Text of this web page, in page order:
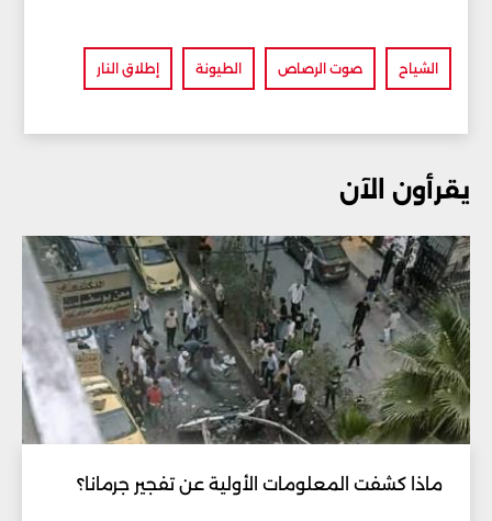
الشياح صوت الرصاص الطيونة إطلاق النار
يقرأون الآن
ماذا كشفت المعلومات الأولية عن تفجير جرمانا؟